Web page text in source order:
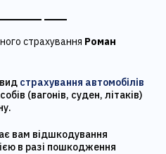
страхування Роман
страхування автомобілів
(вагонів, суден, літаків)
вам відшкодування
в разі пошкодження